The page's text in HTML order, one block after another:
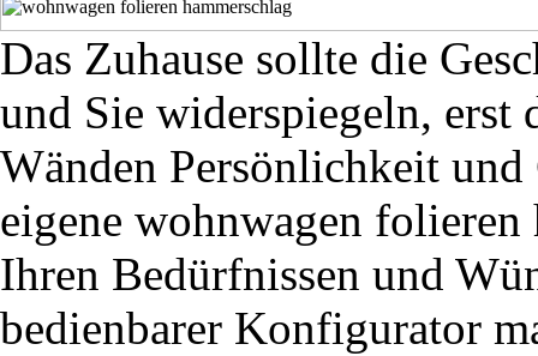
Das Zuhause sollte die
und Sie widerspiegeln, erst
Wänden Persönlichkeit
eigene wohnwagen folieren
Ihren Bedürfnissen und
bedienbarer Konfigurator